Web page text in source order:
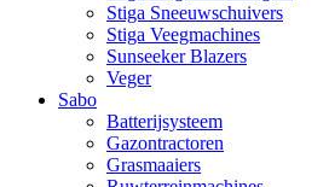
Stiga Sneeuwschuivers
Stiga Veegmachines
Sunseeker Blazers
Veger
Sabo
Batterijsysteem
Gazontractoren
Grasmaaiers